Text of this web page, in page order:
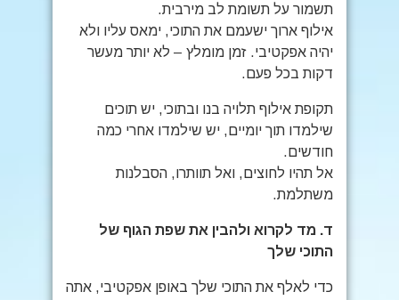
תשמור על תשומת לב מירבית.
אילוף ארוך ישעמם את התוכי, ימאס עליו ולא
יהיה אפקטיבי. זמן מומלץ – לא יותר מעשר
דקות בכל פעם.
תקופת אילוף תלויה בנו ובתוכי, יש תוכים
שילמדו תוך יומיים, יש שילמדו אחרי כמה
חודשים.
אל תהיו לחוצים, ואל תוותרו, הסבלנות
משתלמת.
ד. מד לקרוא ולהבין את שפת הגוף של
התוכי שלך
כדי לאלף את התוכי שלך באופן אפקטיבי, אתה